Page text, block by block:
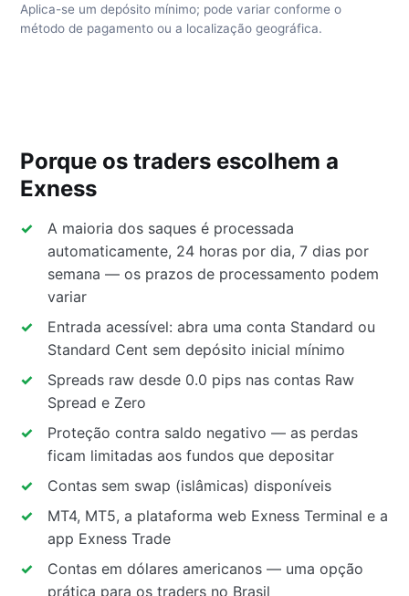
Aplica-se um depósito mínimo; pode variar conforme o
método de pagamento ou a localização geográfica.
Porque os traders escolhem a
Exness
A maioria dos saques é processada
automaticamente, 24 horas por dia, 7 dias por
semana — os prazos de processamento podem
variar
Entrada acessível: abra uma conta Standard ou
Standard Cent sem depósito inicial mínimo
Spreads raw desde 0.0 pips nas contas Raw
Spread e Zero
Proteção contra saldo negativo — as perdas
ficam limitadas aos fundos que depositar
Contas sem swap (islâmicas) disponíveis
MT4, MT5, a plataforma web Exness Terminal e a
app Exness Trade
Contas em dólares americanos — uma opção
prática para os traders no Brasil